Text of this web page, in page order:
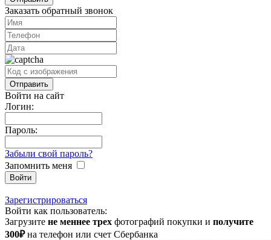
Заказать обратный звонок
Войти на сайт
Логин:
Пароль:
Забыли свой пароль?
Запомнить меня
Зарегистрироваться
Войти как пользователь:
Загрузите не меннее трех фотографий покупки и получите
300₽на телефон или счет Сбербанка